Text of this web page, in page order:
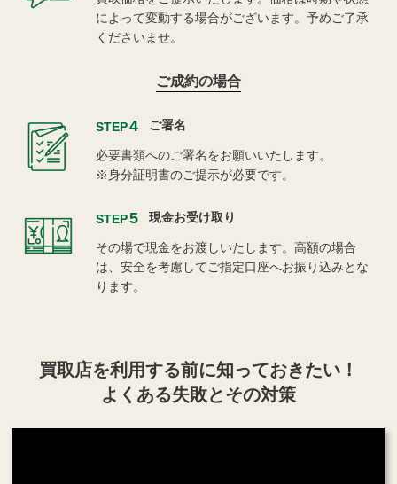
によって変動する場合がございます。予めご了承
くださいませ。
ご成約の場合
STEP4 ご署名
必要書類へのご署名をお願いいたします。
※身分証明書のご提示が必要です。
STEP5 現金お受け取り
その場で現金をお渡しいたします。高額の場合
は、安全を考慮してご指定口座へお振り込みとな
ります。
買取店を利用する前に知っておきたい！
よくある失敗とその対策